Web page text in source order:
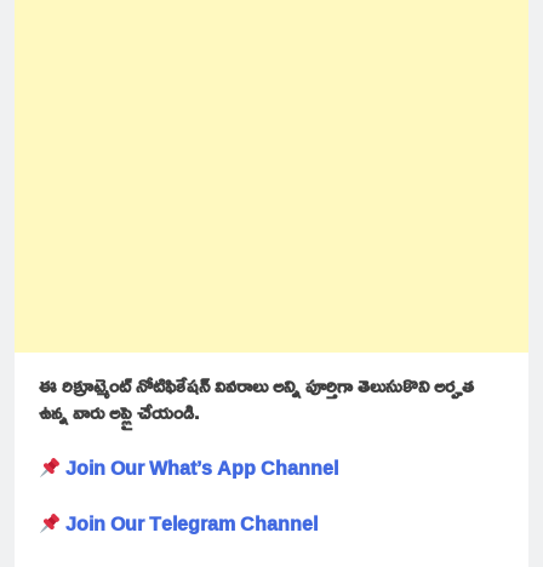
ఈ రిక్రూట్మెంట్ నోటిఫికేషన్ వివరాలు అన్ని పూర్తిగా తెలుసుకొని అర్హత
ఉన్న వారు అప్లై చేయండి.
Join Our What’s App Channel
Join Our Telegram Channel